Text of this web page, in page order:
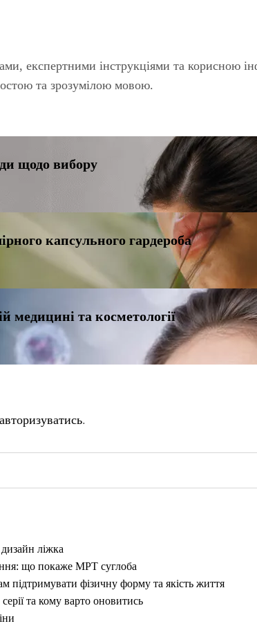
експертними інструкціями та корисною
та зрозумілою мовою.
щодо вибору
капсульного гардероба
медицині та косметології
авторизуватись.
ліжка
що покаже МРТ суглоба
підтримувати фізичну форму та якість життя
та кому варто оновитись